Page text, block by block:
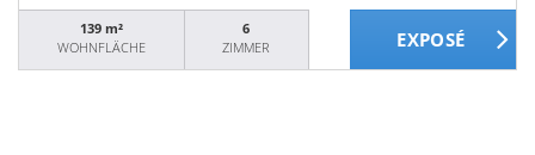
139 m²
WOHNFLÄCHE
6
ZIMMER